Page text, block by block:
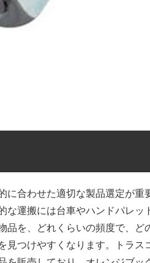
に合わせた適切な製品選定が重
な運搬には台車やハンドパレッ
品を、どれくらいの頻度で、ど
見つけやすくなります。トラス